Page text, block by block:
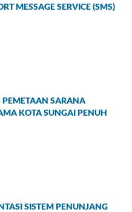
MESSAGE SERVICE (SMS)
PEMETAAN SARANA
KOTA SUNGAI PENUH
SISTEM PENUNJANG